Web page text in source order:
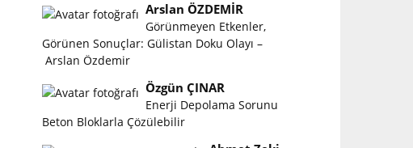
Arslan ÖZDEMİR
Görünmeyen Etkenler,
Görünen Sonuçlar: Gülistan Doku Olayı –
Arslan Özdemir
Özgün ÇINAR
Enerji Depolama Sorunu
Beton Bloklarla Çözülebilir